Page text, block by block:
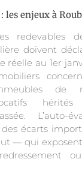
les enjeux à
redevables
doivent
réelle au 1er
L’auto-
écarts
— qui